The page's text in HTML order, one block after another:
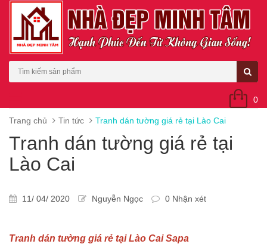
0
Trang chủ Tin tức Tranh dán tường giá rẻ tại Lào Cai
Tranh dán tường giá rẻ tại
Lào Cai
11/ 04/ 2020 Nguyễn Ngọc 0 Nhận xét
Tranh dán tường giá rẻ tại Lào Cai Sapa